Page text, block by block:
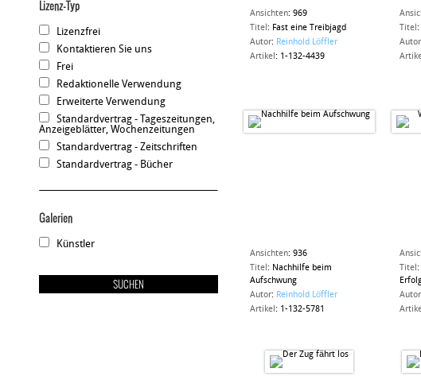
Lizenz-Typ
Lizenzfrei
Kontaktieren Sie uns
Frei
Redaktionelle Verwendung
Erweiterte Verwendung
Standardvertrag - Tageszeitungen,
Anzeigeblätter, Wochenzeitungen
Standardvertrag - Zeitschriften
Standardvertrag - Bücher
Galerien
Künstler
Ansichten: 969
Titel : Fast eine Treibjagd
Autor: Reinhold Löffler
Artikel : 1-132-4439
Titel :
Autor
Ansichten: 936
Titel : Nachhilfe beim
Aufschwung
Autor: Reinhold Löffler
Artikel : 1-132-5781
Titel :
Autor